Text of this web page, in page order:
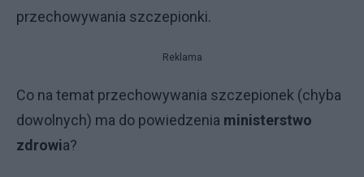
przechowywania szczepionki.
Reklama
Co na temat przechowywania szczepionek (chyba
dowolnych) ma do powiedzenia ministerstwo
zdrowia?